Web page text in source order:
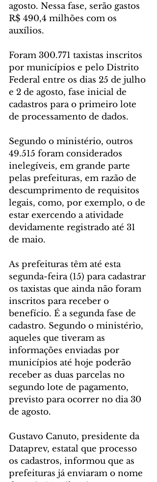
agosto. Nessa fase, serão gastos
R$ 490,4 milhões com os
auxílios.
Foram 300.771 taxistas inscritos
por municípios e pelo Distrito
Federal entre os dias 25 de julho
e 2 de agosto, fase inicial de
cadastros para o primeiro lote
de processamento de dados.
Segundo o ministério, outros
49.515 foram considerados
inelegíveis, em grande parte
pelas prefeituras, em razão de
descumprimento de requisitos
legais, como, por exemplo, o de
estar exercendo a atividade
devidamente registrado até 31
de maio.
As prefeituras têm até esta
segunda-feira (15) para cadastrar
os taxistas que ainda não foram
inscritos para receber o
benefício. É a segunda fase de
cadastro. Segundo o ministério,
aqueles que tiveram as
informações enviadas por
municípios até hoje poderão
receber as duas parcelas no
segundo lote de pagamento,
previsto para ocorrer no dia 30
de agosto.
Gustavo Canuto, presidente da
Dataprev, estatal que processo
os cadastros, informou que as
prefeituras já enviaram o nome